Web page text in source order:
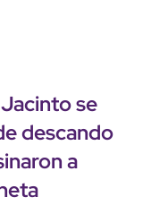
se
descando
a